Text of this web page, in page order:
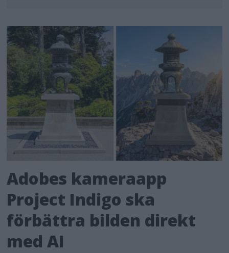
Adobes kameraapp
Project Indigo ska
förbättra bilden direkt
med AI